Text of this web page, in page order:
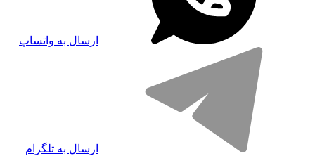
ارسال به واتساپ
ارسال به تلگرام